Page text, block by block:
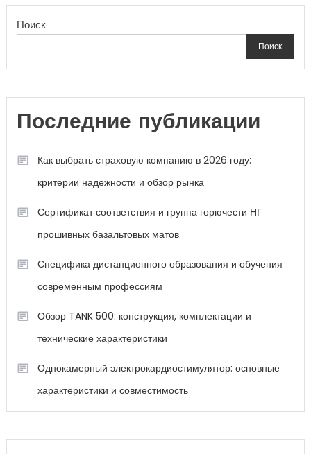
Поиск
Поиск
Последние публикации
Как выбрать страховую компанию в 2026 году:
критерии надежности и обзор рынка
Сертификат соответствия и группа горючести НГ
прошивных базальтовых матов
Специфика дистанционного образования и обучения
современным профессиям
Обзор TANK 500: конструкция, комплектации и
технические характеристики
Однокамерный электрокардиостимулятор: основные
характеристики и совместимость